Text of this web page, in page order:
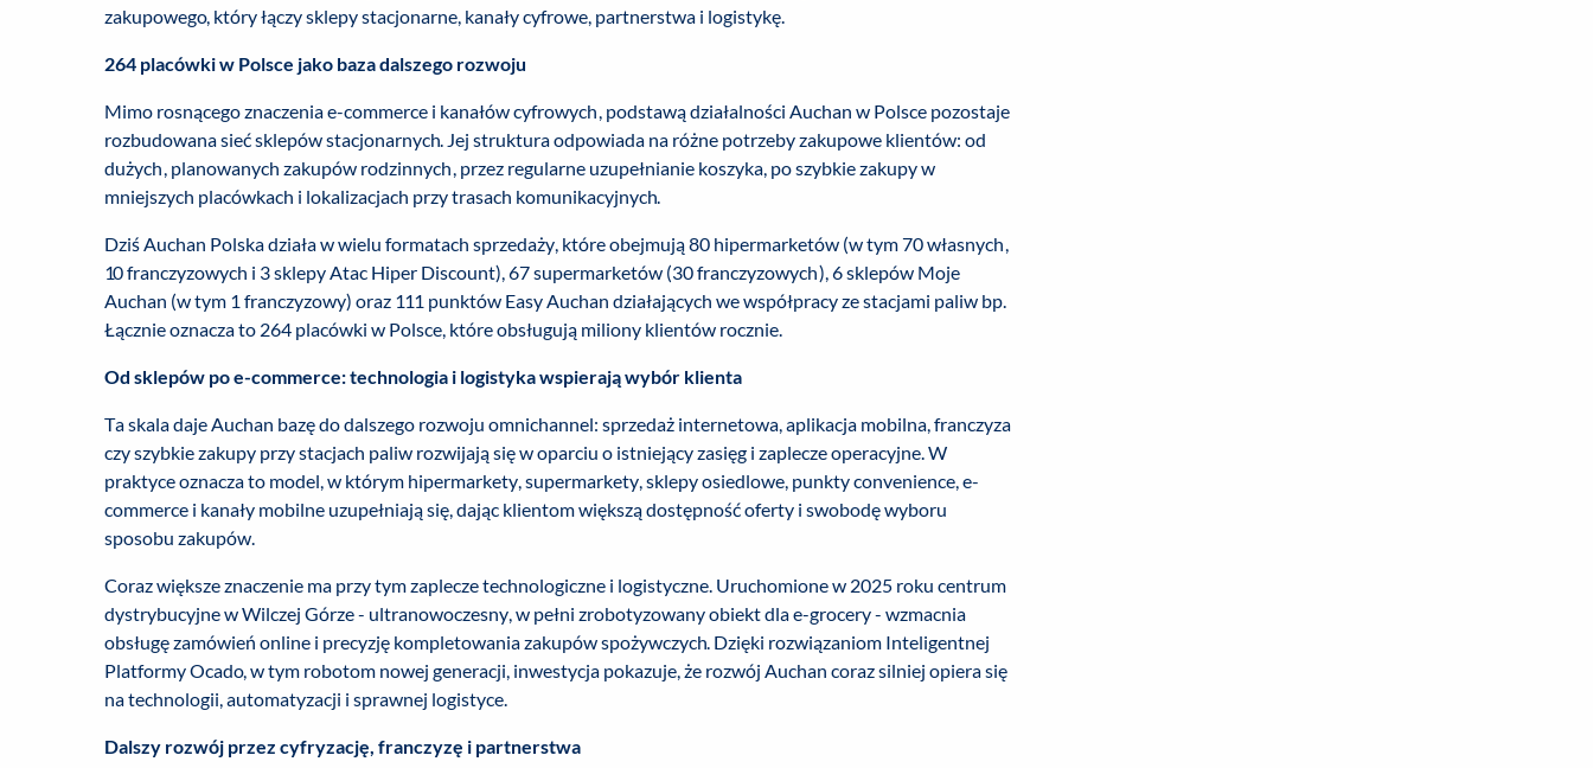
zakupowego, który łączy sklepy stacjonarne, kanały cyfrowe, partnerstwa i logistykę.
264 placówki w Polsce jako baza dalszego rozwoju
Mimo rosnącego znaczenia e-commerce i kanałów cyfrowych, podstawą działalności Auchan w Polsce pozostaje
rozbudowana sieć sklepów stacjonarnych. Jej struktura odpowiada na różne potrzeby zakupowe klientów: od
dużych, planowanych zakupów rodzinnych, przez regularne uzupełnianie koszyka, po szybkie zakupy w
mniejszych placówkach i lokalizacjach przy trasach komunikacyjnych.
Dziś Auchan Polska działa w wielu formatach sprzedaży, które obejmują 80 hipermarketów (w tym 70 własnych,
10 franczyzowych i 3 sklepy Atac Hiper Discount), 67 supermarketów (30 franczyzowych), 6 sklepów Moje
Auchan (w tym 1 franczyzowy) oraz 111 punktów Easy Auchan działających we współpracy ze stacjami paliw bp.
Łącznie oznacza to 264 placówki w Polsce, które obsługują miliony klientów rocznie.
Od sklepów po e-commerce: technologia i logistyka wspierają wybór klienta
Ta skala daje Auchan bazę do dalszego rozwoju omnichannel: sprzedaż internetowa, aplikacja mobilna, franczyza
czy szybkie zakupy przy stacjach paliw rozwijają się w oparciu o istniejący zasięg i zaplecze operacyjne. W
praktyce oznacza to model, w którym hipermarkety, supermarkety, sklepy osiedlowe, punkty convenience, e-
commerce i kanały mobilne uzupełniają się, dając klientom większą dostępność oferty i swobodę wyboru
sposobu zakupów.
Coraz większe znaczenie ma przy tym zaplecze technologiczne i logistyczne. Uruchomione w 2025 roku centrum
dystrybucyjne w Wilczej Górze - ultranowoczesny, w pełni zrobotyzowany obiekt dla e-grocery - wzmacnia
obsługę zamówień online i precyzję kompletowania zakupów spożywczych. Dzięki rozwiązaniom Inteligentnej
Platformy Ocado, w tym robotom nowej generacji, inwestycja pokazuje, że rozwój Auchan coraz silniej opiera się
na technologii, automatyzacji i sprawnej logistyce.
Dalszy rozwój przez cyfryzację, franczyzę i partnerstwa